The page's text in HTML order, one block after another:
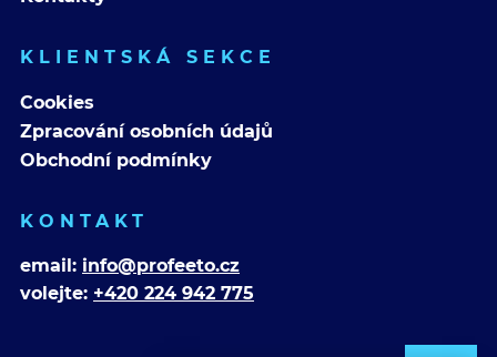
KLIENTSKÁ SEKCE
Cookies
Zpracování osobních údajů
Obchodní podmínky
KONTAKT
email: info@profeeto.cz
volejte: +420 224 942 775